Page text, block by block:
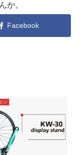
か。
Facebook
ン